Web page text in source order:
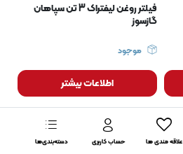
فیلتر روغن لیفتراک 3 تن سپاهان
گازسوز
موجود
اطلاعات بیشتر
علاقه مندی ها حساب کاربری دسته‌بندی‌ها